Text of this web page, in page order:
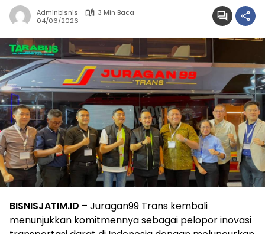
Adminbisnis
3 Min Baca
04/06/2026
BISNISJATIM.ID – Juragan99 Trans kembali
menunjukkan komitmennya sebagai pelopor inovasi